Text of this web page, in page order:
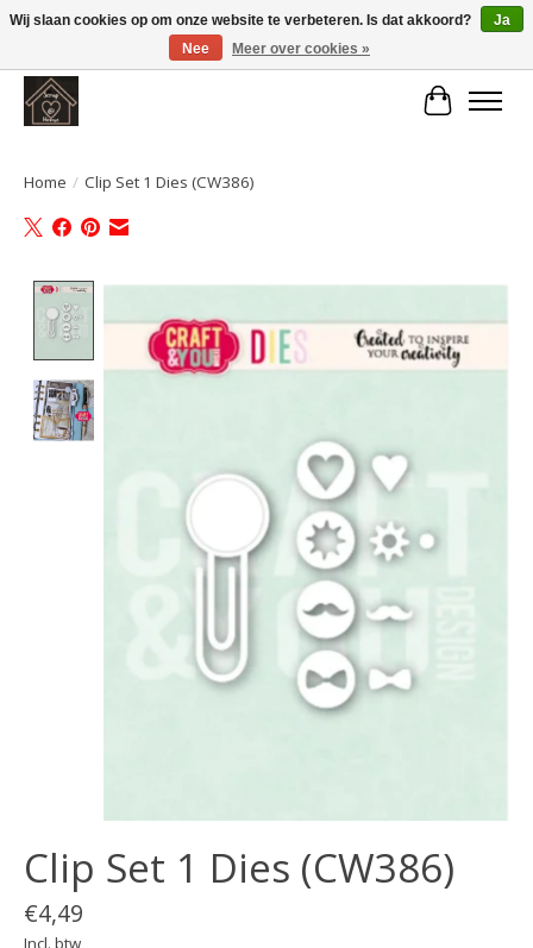
Large selection of products and fast shipping!
Home / Clip Set 1 Dies (CW386)
Product image slideshow Items
Clip Set 1 Dies (CW386)
€4,49
Incl. btw
Wij slaan cookies op om onze website te verbeteren. Is dat akkoord?
Ja
Nee
Meer over cookies »